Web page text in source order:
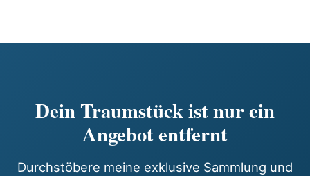
Dein Traumstück ist nur ein
Angebot entfernt
Durchstöbere meine exklusive Sammlung und